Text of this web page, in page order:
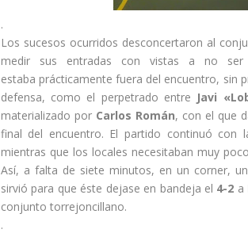
.
Los sucesos ocurridos desconcertaron al
medir sus entradas con vistas a no ser
estaba prácticamente fuera del encuentro, sin
defensa, como el perpetrado entre Javi
materializado por Carlos Román, con el que
final del encuentro. El partido continuó con
mientras que los locales necesitaban muy
Así, a falta de siete minutos, en un corner,
sirvió para que éste dejase en bandeja el 4-2 a
conjunto torrejoncillano.
.